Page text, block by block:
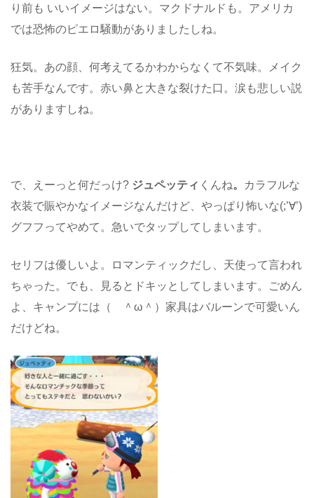
り前も いいイメージはない。マクドナルドも。アメリカ
では恐怖のピエロ騒動がありましたしね。
狂気。あの顔、何考えてるかわからなくて不気味。メイク
も苦手なんです。赤い鼻と大きな裂けた口。涙も悲しい説
がありますしね。
で、えーっと何だっけ? ジュペッティ くんね。
カラフルな
衣装で賑やかなイメージなんだけど、やっぱり怖いな(;’∀’)
グフフってやめて。急いでタップしてしまいます。
セリフは優しいよ。ロマンティックだし、天使って言われ
ちゃった。でも、見るとドキッとしてしまいます。ごめん
よ、キャンプには（ ＾ω＾）家具はバルーンで可愛いん
だけどね。